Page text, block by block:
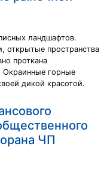
ландшафтов.
открытые пространства
проткана
Окраинные горные
дикой красотой.
ЧП